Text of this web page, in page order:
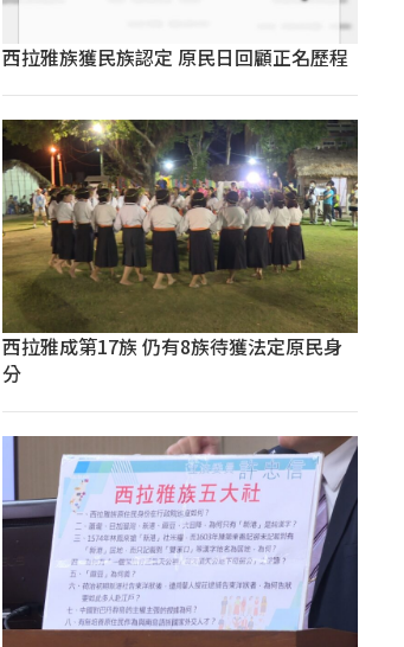
西拉雅族獲民族認定 原民日回顧正名歷程
西拉雅成第17族 仍有8族待獲法定原民身
分